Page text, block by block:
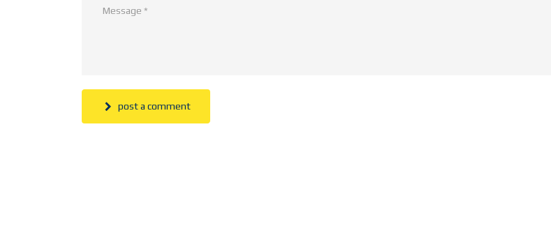
post a comment